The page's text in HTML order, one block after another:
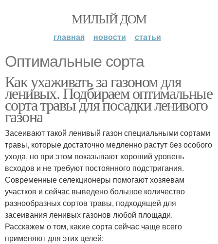
МИЛЫЙ ДОМ
главная новости статьи
Оптимальные сорта
Как ухаживать за газоном для
ленивых. Подбираем оптимальные
сорта травы для посадки ленивого
газона
Засеивают такой ленивый газон специальными сортами
травы, которые достаточно медленно растут без особого
ухода, но при этом показывают хороший уровень
всходов и не требуют постоянного подстригания.
Современные селекционеры помогают хозяевам
участков и сейчас выведено большое количество
разнообразных сортов травы, подходящей для
засеивания ленивых газонов любой площади.
Расскажем о том, какие сорта сейчас чаще всего
применяют для этих целей: